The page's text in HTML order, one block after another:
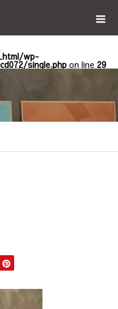
wp-
single.php on line 29